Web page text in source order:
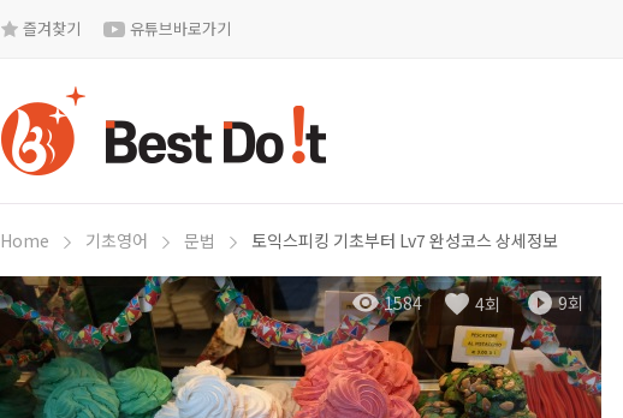
즐겨찾기 유튜브바로가기
Home 기초영어 문법 토익스피킹 기초부터 Lv7 완성코스 상세정보
1584 4회 9회